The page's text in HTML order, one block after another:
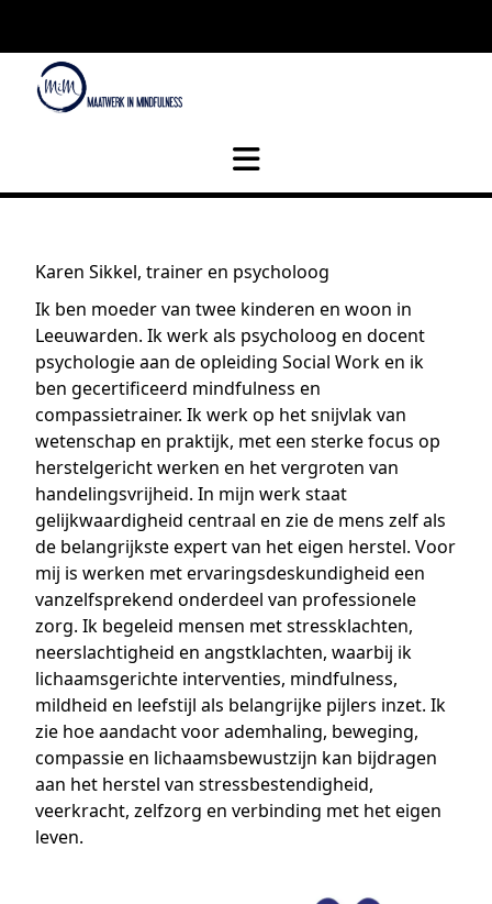
Karen Sikkel, trainer en psycholoog
Ik ben moeder van twee kinderen en woon in
Leeuwarden. Ik werk als psycholoog en docent
psychologie aan de opleiding Social Work en ik
ben gecertificeerd mindfulness en
compassietrainer. Ik werk op het snijvlak van
wetenschap en praktijk, met een sterke focus op
herstelgericht werken en het vergroten van
handelingsvrijheid. In mijn werk staat
gelijkwaardigheid centraal en zie de mens zelf als
de belangrijkste expert van het eigen herstel. Voor
mij is werken met ervaringsdeskundigheid een
vanzelfsprekend onderdeel van professionele
zorg. Ik begeleid mensen met stressklachten,
neerslachtigheid en angstklachten, waarbij ik
lichaamsgerichte interventies, mindfulness,
mildheid en leefstijl als belangrijke pijlers inzet. Ik
zie hoe aandacht voor ademhaling, beweging,
compassie en lichaamsbewustzijn kan bijdragen
aan het herstel van stressbestendigheid,
veerkracht, zelfzorg en verbinding met het eigen
leven.